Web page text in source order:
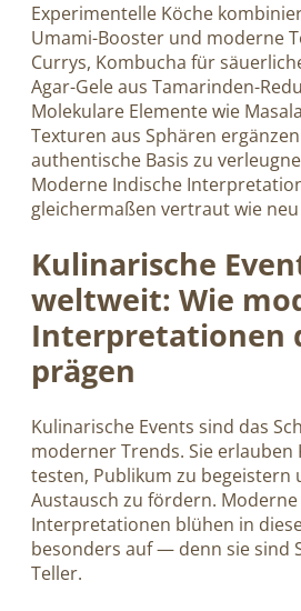
Experimentelle Köche
Umami-Booster und moderne
Currys, Kombucha für
Agar-Gele aus Tamarinden-
Molekulare Elemente wie
Texturen aus Sphären
authentische Basis zu
Moderne Indische
gleichermaßen vertraut wie
Kulinarische
weltweit: Wie
Interpretationen
prägen
Kulinarische Events sind das
moderner Trends. Sie erlauben
testen, Publikum zu begeistern
Austausch zu fördern.
Interpretationen blühen in
besonders auf — denn sie sind
Teller.